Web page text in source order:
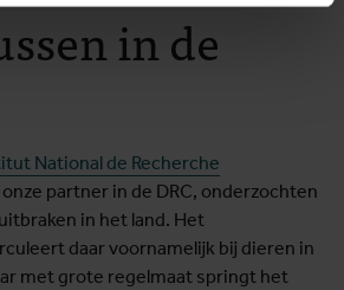
in de
National de Recherche
onze partner in de DRC, onderzochten
in het land. Het
daar voornamelijk bij dieren in
met grote regelmaat springt het